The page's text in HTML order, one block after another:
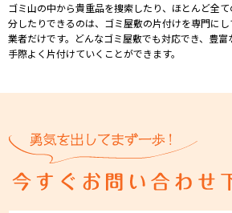
ゴミ⼭の中から貴重品を捜索したり、ほとんど全
分したりできるのは、ゴミ屋敷の⽚付けを専⾨に
業者だけです。どんなゴミ屋敷でも対応でき、豊富
⼿際よく⽚付けていくことができます。